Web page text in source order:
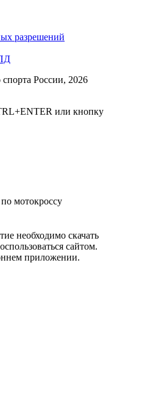
разрешений
России, 2026
или кнопку
мотокроссу
необходимо скачать
сайтом.
приложении.